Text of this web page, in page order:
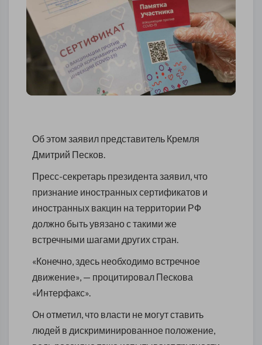
Об этом заявил представитель Кремля
Дмитрий Песков.
Пресс-секретарь президента заявил, что
признание иностранных сертификатов и
иностранных вакцин на территории РФ
должно быть увязано с такими же
встречными шагами других стран.
«Конечно, здесь необходимо встречное
движение», — процитировал Пескова
«Интерфакс».
Он отметил, что власти не могут ставить
людей в дискриминированное положение,